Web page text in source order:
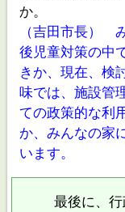
か。
（吉田市長）
後児童対策の中
きか、現在、検
味では、施設管
ての政策的な利
か、みんなの家
います。
最後に、行